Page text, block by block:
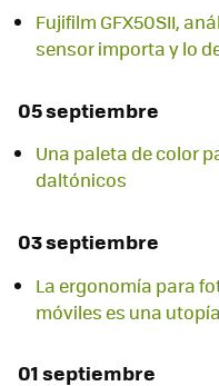
Fujifilm GFX50SII,
sensor importa y lo
05 septiembre
Una paleta de color
daltónicos
03 septiembre
La ergonomía para
móviles es una utopía
01 septiembre